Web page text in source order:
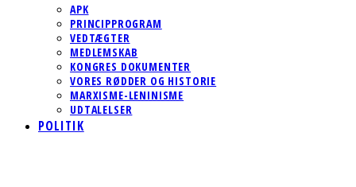
APK
PRINCIPPROGRAM
VEDTÆGTER
MEDLEMSKAB
KONGRES DOKUMENTER
VORES RØDDER OG HISTORIE
MARXISME-LENINISME
UDTALELSER
POLITIK